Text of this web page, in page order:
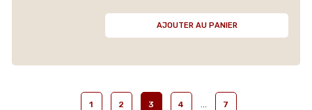
AJOUTER AU PANIER
1 2 3 4 7